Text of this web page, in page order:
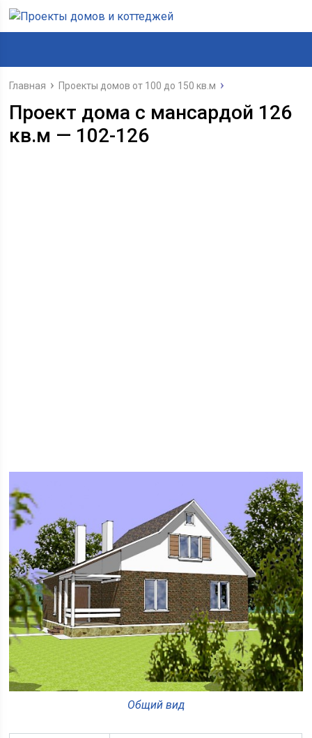
Главная Проекты домов от 100 до 150 кв.м
Проект дома с мансардой 126
кв.м — 102-126
Общий вид